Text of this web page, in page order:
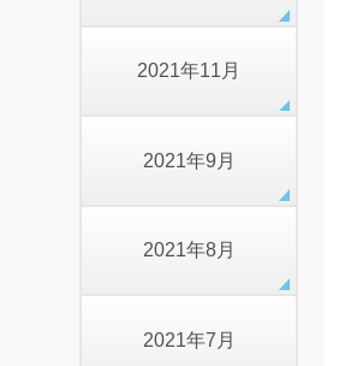
2021年11月
2021年9月
2021年8月
2021年7月